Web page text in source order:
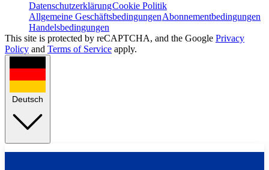
DatenschutzerklärungCookie Politik
Allgemeine GeschäftsbedingungenAbonnementbedingungen
Handelsbedingungen
This site is protected by reCAPTCHA, and the Google Privacy
Policy and Terms of Service apply.
Deutsch